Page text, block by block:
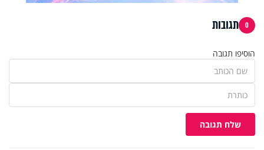
0 תגובות
הוסיפו תגובה
שלח תגובה